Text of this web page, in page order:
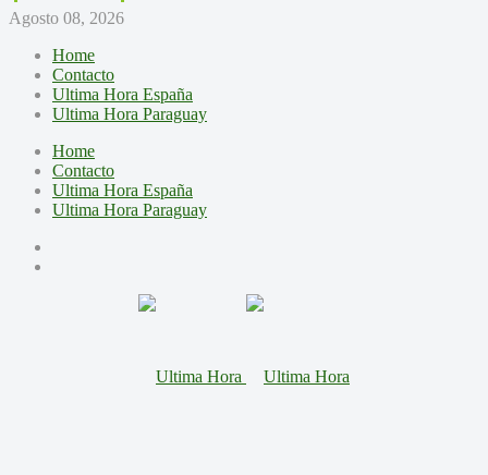
Agosto 08, 2026
Home
Contacto
Ultima Hora España
Ultima Hora Paraguay
Home
Contacto
Ultima Hora España
Ultima Hora Paraguay